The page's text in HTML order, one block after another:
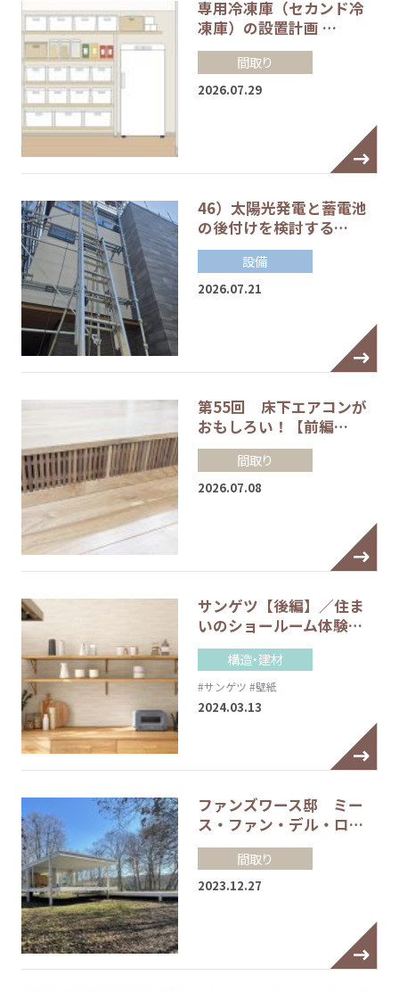
専用冷凍庫（セカンド冷
凍庫）の設置計画 …
間取り
2026.07.29
46）太陽光発電と蓄電池
の後付けを検討する…
設備
2026.07.21
第55回 床下エアコンが
おもしろい！【前編…
間取り
2026.07.08
サンゲツ【後編】／住ま
いのショールーム体験…
構造・建材
#サンゲツ #壁紙
2024.03.13
ファンズワース邸 ミー
ス・ファン・デル・ロ…
間取り
2023.12.27